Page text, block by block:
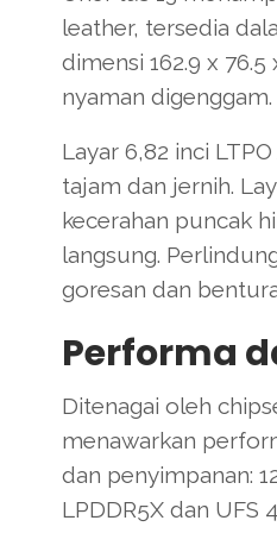
leather, tersedia
dimensi 162.9 x
nyaman digenggam.
Layar 6,82 inci
tajam dan jernih.
kecerahan puncak
langsung.
goresan dan
Performa
Ditenagai oleh
menawarkan
dan penyimpanan:
LPDDR5X dan UFS